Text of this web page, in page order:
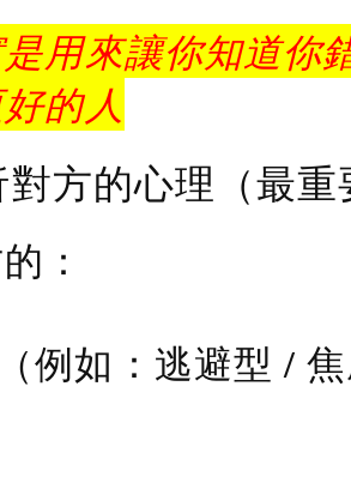
用來讓你知道你
的人
對方的心理（最
：
例如：逃避型 /